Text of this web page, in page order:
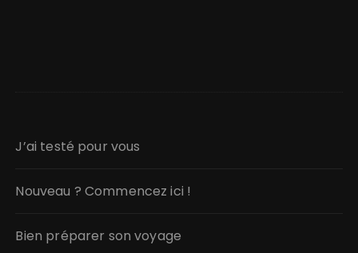
J’ai testé pour vous
Nouveau ? Commencez ici !
Bien préparer son voyage